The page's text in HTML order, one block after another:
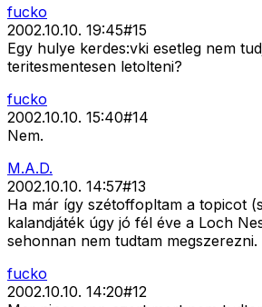
fucko
2002.10.10. 19:45#15
Egy hulye kerdes:vki esetleg nem
teritesmentesen letolteni?
fucko
2002.10.10. 15:40#14
Nem.
M.A.D.
2002.10.10. 14:57#13
Ha már így szétoffopltam a topicot
kalandjáték úgy jó fél éve a Loch
sehonnan nem tudtam megszerezni.
fucko
2002.10.10. 14:20#12